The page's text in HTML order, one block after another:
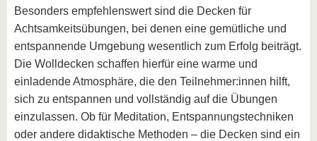
Besonders empfehlenswert sind die Decken für
Achtsamkeitsübungen, bei denen eine gemütliche und
entspannende Umgebung wesentlich zum Erfolg beiträgt.
Die Wolldecken schaffen hierfür eine warme und
einladende Atmosphäre, die den Teilnehmer:innen hilft,
sich zu entspannen und vollständig auf die Übungen
einzulassen. Ob für Meditation, Entspannungstechniken
oder andere didaktische Methoden – die Decken sind ein